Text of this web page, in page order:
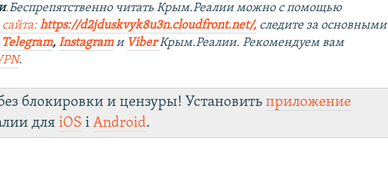
.Беспрепятственно читать Крым.Реалии можно с помощью
сайта:https://d2jduskvyk8u3n.cloudfront.net/, следите за основными
Telegram,Instagramи ViberКрым.Реалии. Рекомендуем вам
.
блокировки и цензуры! Установитьприложение
дляiOS іAndroid.